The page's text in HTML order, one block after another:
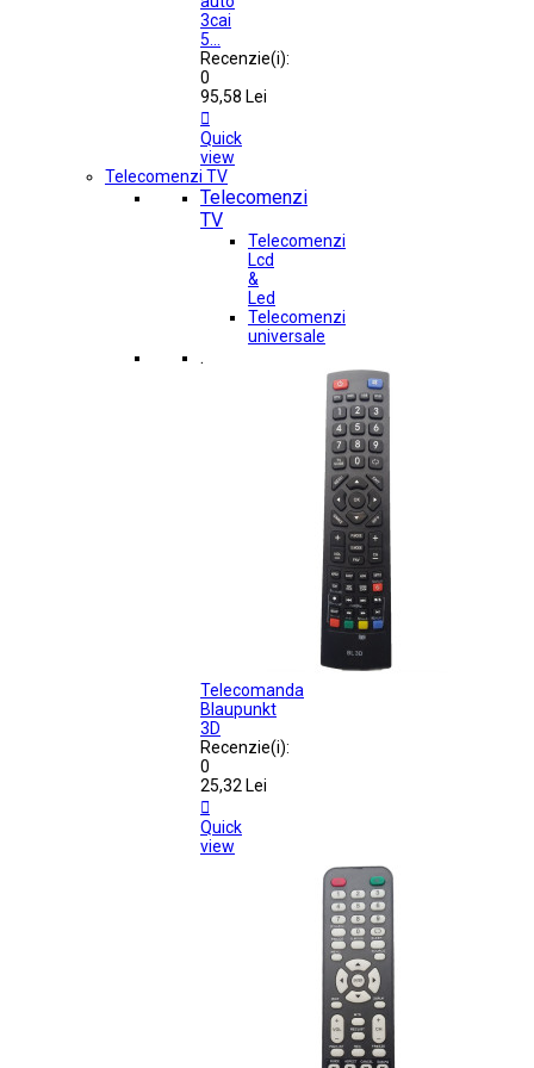
3cai
5...
Recenzie(i):
0
95,58 Lei

Quick
view
Telecomenzi TV
Telecomenzi
TV
Telecomenzi
Lcd
&
Led
Telecomenzi
universale
.
Telecomanda
Blaupunkt
3D
Recenzie(i):
0
25,32 Lei

Quick
view